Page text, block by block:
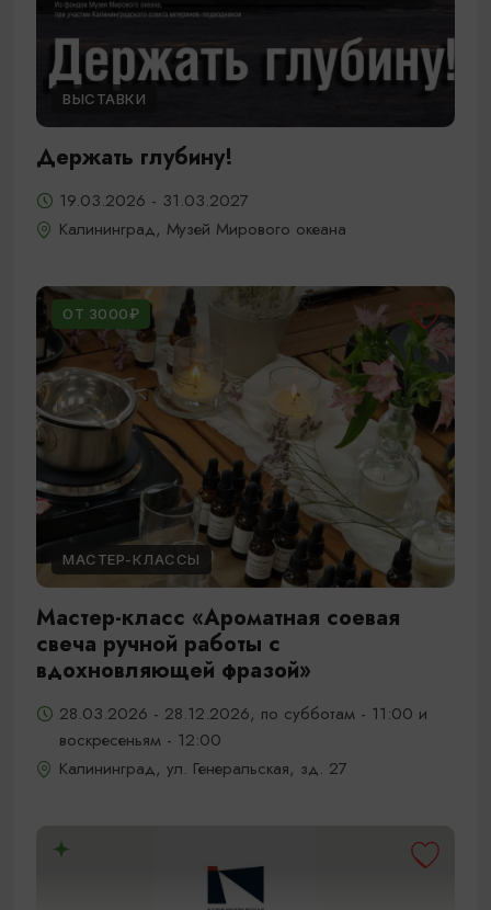
ВЫСТАВКИ
Держать глубину!
19.03.2026 - 31.03.2027
Калининград, Музей Мирового океана
ОТ 3000₽
МАСТЕР-КЛАССЫ
Мастер-класс «Ароматная соевая
свеча ручной работы с
вдохновляющей фразой»
28.03.2026 - 28.12.2026, по субботам - 11:00 и
воскресеньям - 12:00
Калининград, ул. Генеральская, зд. 27